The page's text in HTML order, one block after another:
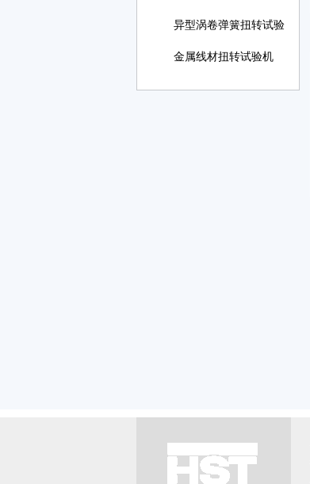
异型涡卷弹簧扭转试验
金属线材扭转试验机